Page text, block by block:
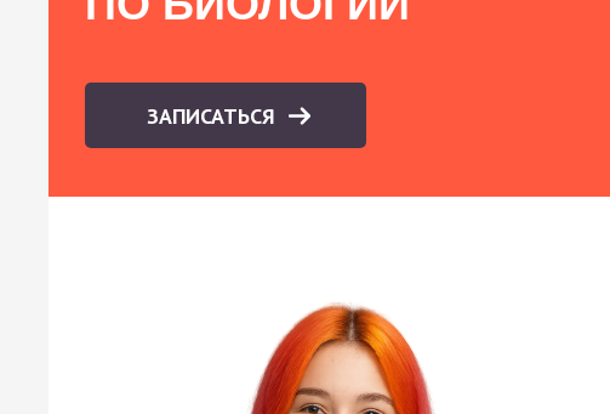
ЗАПИСАТЬСЯ